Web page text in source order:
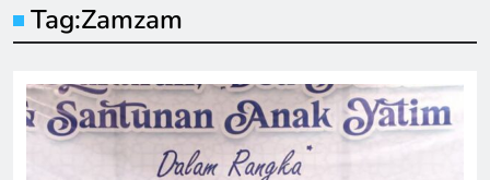
Tag:Zamzam